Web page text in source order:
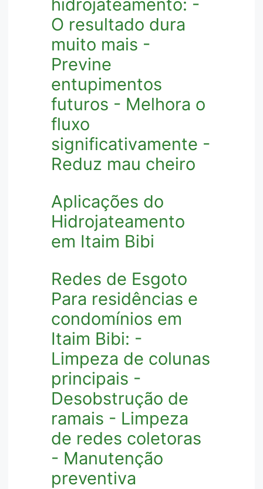
hidrojateamento: -
O resultado dura
muito mais -
Previne
entupimentos
futuros - Melhora o
fluxo
significativamente -
Reduz mau cheiro
Aplicações do
Hidrojateamento
em Itaim Bibi
Redes de Esgoto
Para residências e
condomínios em
Itaim Bibi: -
Limpeza de colunas
principais -
Desobstrução de
ramais - Limpeza
de redes coletoras
- Manutenção
preventiva